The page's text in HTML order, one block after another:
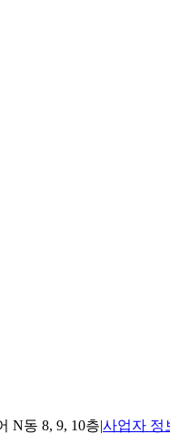
N동 8, 9, 10층|사업자 정